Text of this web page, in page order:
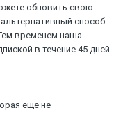
обновить свою
способ
временем наша
в течение 45 дней
еще не